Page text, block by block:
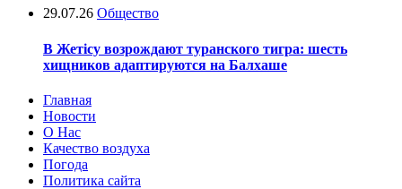
29.07.26 Общество
В Жетісу возрождают туранского тигра: шесть
хищников адаптируются на Балхаше
Главная
Новости
О Нас
Качество воздуха
Погода
Политика сайта